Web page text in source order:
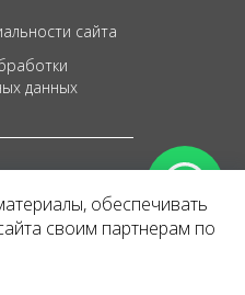
сайта
данных
обеспечивать
своим партнерам по